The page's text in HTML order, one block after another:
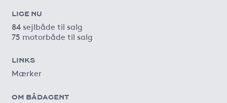
LIGE NU
84 sejlbåde til salg
75 motorbåde til salg
LINKS
Mærker
OM BÅDAGENT